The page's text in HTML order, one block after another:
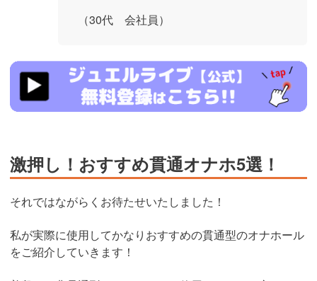
（30代 会社員）
https://www.j-
live.tv/LiveChat/acs.php?
si=jwchatt&pid=MLA5661_0004&pa=lp40.php
激押し！おすすめ貫通オナホ5選！
それではながらくお待たせいたしました！
私が実際に使用してかなりおすすめの貫通型のオナホール
をご紹介していきます！